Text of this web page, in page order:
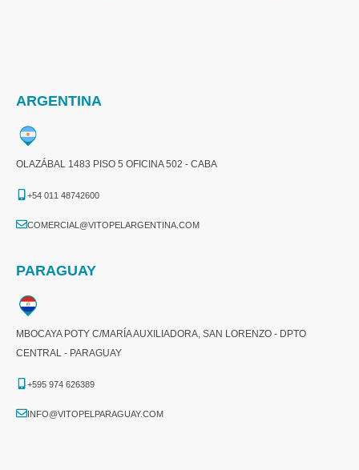
ARGENTINA
OLAZÁBAL 1483 PISO 5 OFICINA 502 - CABA
+54 011 48742600​
COMERCIAL@VITOPELARGENTINA.COM​
PARAGUAY
MBOCAYA POTY C/MARÍA AUXILIADORA, SAN LORENZO - DPTO
CENTRAL - PARAGUAY
+595 974 626389
INFO@VITOPELPARAGUAY.COM